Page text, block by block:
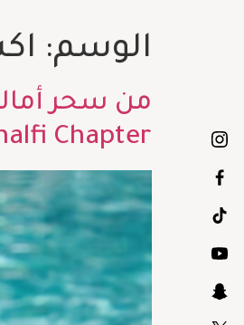
الوسم:
من سحر
Chapter